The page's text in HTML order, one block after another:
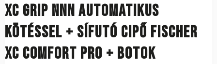
XC Grip NNN Automatikus
kötéssel + Sífutó cipő FISCHER
XC Comfort Pro + Botok